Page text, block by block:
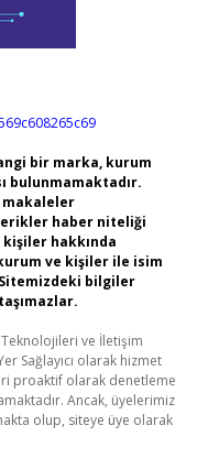
bir marka, kurum
bulunmamaktadır.
makaleler
haber niteliği
hakkında
ve kişiler ile isim
bilgiler
Teknolojileri ve İletişim
Sağlayıcı olarak hizmet
proaktif olarak denetleme
Ancak, üyelerimiz
olup, siteye üye olarak